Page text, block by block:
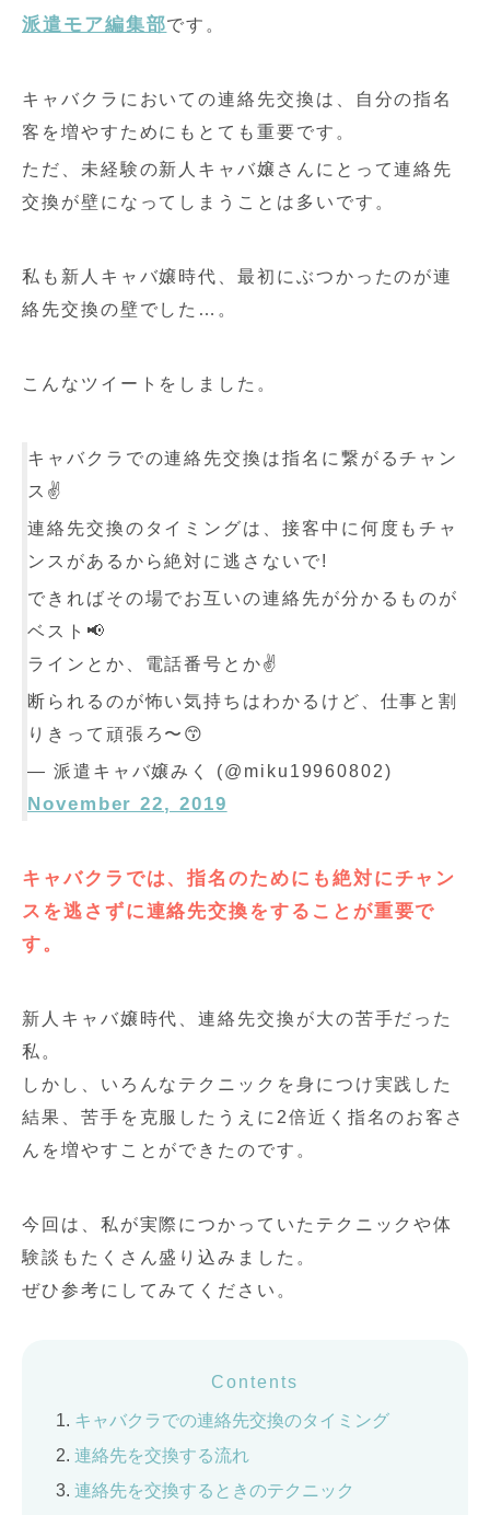
派遣モア編集部です。
キャバクラにおいての連絡先交換は、自分の指名
客を増やすためにもとても重要です。
ただ、未経験の新人キャバ嬢さんにとって連絡先
交換が壁になってしまうことは多いです。
私も新人キャバ嬢時代、最初にぶつかったのが連
絡先交換の壁でした…。
こんなツイートをしました。
キャバクラでの連絡先交換は指名に繋がるチャン
ス✌️
連絡先交換のタイミングは、接客中に何度もチャ
ンスがあるから絶対に逃さないで!
できればその場でお互いの連絡先が分かるものが
ベスト📢
ラインとか、電話番号とか✌️
断られるのが怖い気持ちはわかるけど、仕事と割
りきって頑張ろ〜😙
— 派遣キャバ嬢みく (@miku19960802)
November 22, 2019
キャバクラでは、指名のためにも絶対にチャン
スを逃さずに連絡先交換をすることが重要で
す。
新人キャバ嬢時代、連絡先交換が大の苦手だった
私。
しかし、いろんなテクニックを身につけ実践した
結果、苦手を克服したうえに2倍近く指名のお客さ
んを増やすことができたのです。
今回は、私が実際につかっていたテクニックや体
験談もたくさん盛り込みました。
ぜひ参考にしてみてください。
Contents
キャバクラでの連絡先交換のタイミング
連絡先を交換する流れ
連絡先を交換するときのテクニック